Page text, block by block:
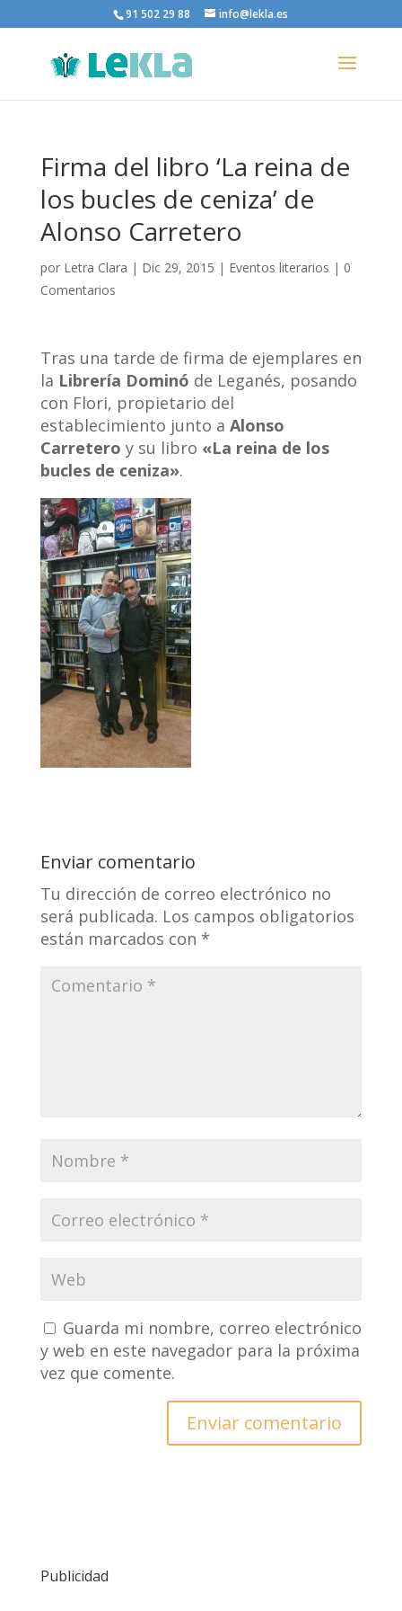
91 502 29 88 info@lekla.es
Firma del libro ‘La reina de
los bucles de ceniza’ de
Alonso Carretero
por Letra Clara | Dic 29, 2015 | Eventos literarios | 0
Comentarios
Tras una tarde de firma de ejemplares en
la Librería Dominó de Leganés, posando
con Flori, propietario del
establecimiento junto a Alonso
Carretero y su libro «La reina de los
bucles de ceniza».
Enviar comentario
Tu dirección de correo electrónico no
será publicada. Los campos obligatorios
están marcados con *
Guarda mi nombre, correo electrónico
y web en este navegador para la próxima
vez que comente.
Publicidad